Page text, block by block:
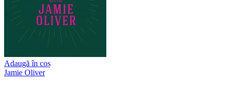
Adaugă în coș
Jamie Oliver